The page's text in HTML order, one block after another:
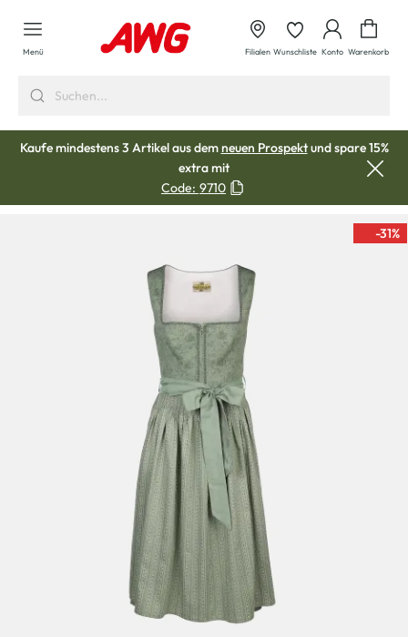
springen
Menü Filialen Wunschliste Konto Warenkorb
Kaufe mindestens 3 Artikel aus demneuen Prospektund spare 15%
extra mit
Code: 9710
-31%